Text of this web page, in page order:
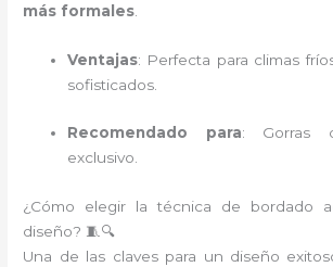
más formales
Ventajas: Perfecta para climas
sofisticados.
Recomendado para: Gorras
exclusivo.
¿Cómo elegir la técnica de bordado
diseño? 🧵🔍
Una de las claves para un diseño